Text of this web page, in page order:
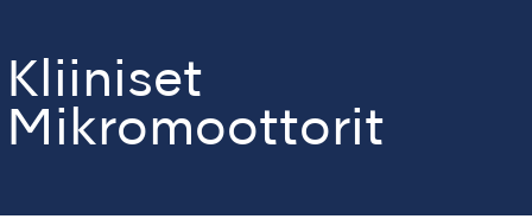
Kliiniset
Mikromoottorit